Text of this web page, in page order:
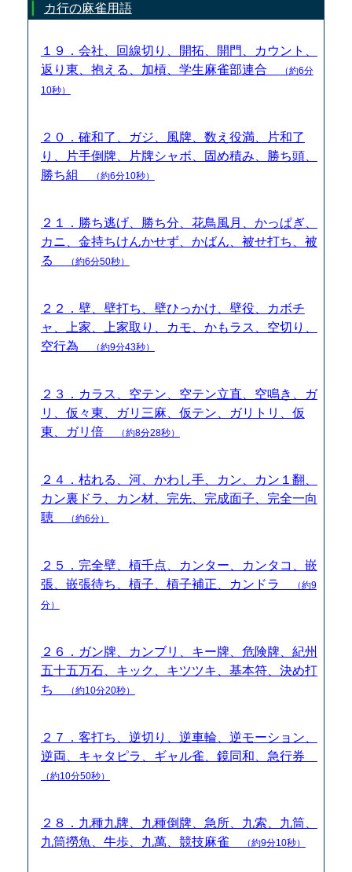
カ行の麻雀用語
１９．会社、回線切り、開拓、開門、カウント、
返り東、抱える、加槓、学生麻雀部連合
（約6分
10秒）
２０．確和了、ガジ、風牌、数え役満、片和了
り、片手倒牌、片牌シャボ、固め積み、勝ち頭、
勝ち組
（約6分10秒）
２１．勝ち逃げ、勝ち分、花鳥風月、かっぱぎ、
カニ、金持ちけんかせず、かばん、被せ打ち、被
る
（約6分50秒）
２２．壁、壁打ち、壁ひっかけ、壁役、カボチ
ャ、上家、上家取り、カモ、かもラス、空切り、
空行為
（約9分43秒）
２３．カラス、空テン、空テン立直、空鳴き、ガ
リ、仮々東、ガリ三麻、仮テン、ガリトリ、仮
東、ガリ倍
（約8分28秒）
２４．枯れる、河、かわし手、カン、カン１翻、
カン裏ドラ、カン材、完先、完成面子、完全一向
聴
（約6分）
２５．完全壁、槓千点、カンター、カンタコ、嵌
張、嵌張待ち、槓子、槓子補正、カンドラ
（約9
分）
２６．ガン牌、カンブリ、キー牌、危険牌、紀州
五十五万石、キック、キツツキ、基本符、決め打
ち
（約10分20秒）
２７．客打ち、逆切り、逆車輪、逆モーション、
逆両、キャタピラ、ギャル雀、鏡同和、急行券
（約10分50秒）
２８．九種九牌、九種倒牌、急所、九索、九筒、
九筒撈魚、牛歩、九萬、競技麻雀
（約9分10秒）